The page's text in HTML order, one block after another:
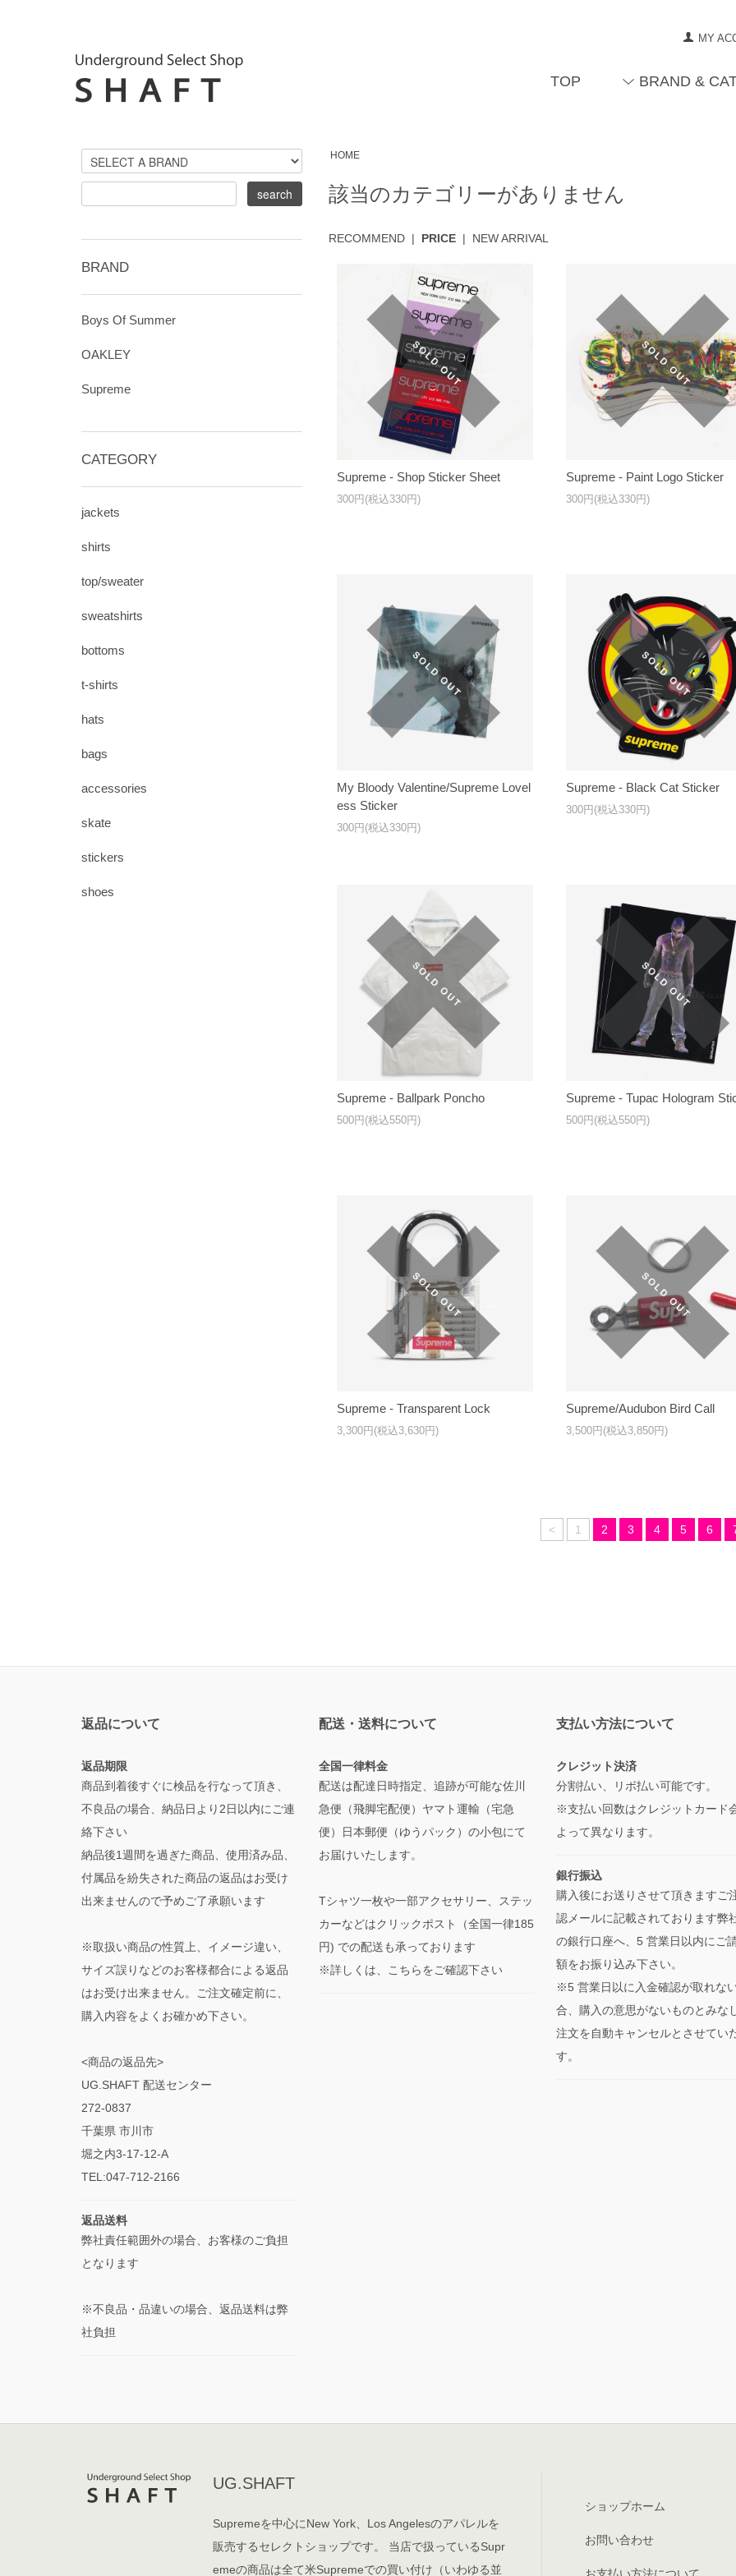
MY
TOP BRAND &
HOME
該当のカテゴリーがありません
RECOMMEND| PRICE| NEW ARRIVAL
Supreme - Shop Sticker Sheet
300円(税込330円)
Supreme - Paint Logo Sticker
300円(税込330円)
My Bloody Valentine/Supreme Lovel
ess Sticker
300円(税込330円)
Supreme - Black Cat Sticker
300円(税込330円)
Supreme - Ballpark Poncho
500円(税込550円)
Supreme - Tupac Hologram
500円(税込550円)
Supreme - Transparent Lock
3,300円(税込3,630円)
Supreme/Audubon Bird Call
3,500円(税込3,850円)
< 1 2 3 4 5 6
BRAND
Boys Of Summer
OAKLEY
Supreme
CATEGORY
jackets
shirts
top/sweater
sweatshirts
bottoms
t-shirts
hats
bags
accessories
skate
stickers
shoes
返品について
返品期限
商品到着後すぐに検品を行なって頂き、
不良品の場合、納品日より2日以内にご連
絡下さい
納品後1週間を過ぎた商品、使用済み品、
付属品を紛失された商品の返品はお受け
出来ませんので予めご了承願います
※取扱い商品の性質上、イメージ違い、
サイズ誤りなどのお客様都合による返品
はお受け出来ません。ご注文確定前に、
購入内容をよくお確かめ下さい。
<商品の返品先>
UG.SHAFT 配送センター
272-0837
千葉県 市川市
堀之内3-17-12-A
TEL:047-712-2166
返品送料
弊社責任範囲外の場合、お客様のご負担
となります
※不良品・品違いの場合、返品送料は弊
社負担
配送・送料について
全国一律料金
配送は配達日時指定、追跡が可能な佐川
急便（飛脚宅配便）ヤマト運輸（宅急
便）日本郵便（ゆうパック）の小包にて
お届けいたします。
Tシャツ一枚や一部アクセサリー、ステッ
カーなどはクリックポスト（全国一律185
円) での配送も承っております
※詳しくは、こちらをご確認下さい
支払い方法について
クレジット決済
分割払い、リボ払い可能です。
※支払い回数はクレジットカード
よって異なります。
銀行振込
購入後にお送りさせて頂きますご
認メールに記載されております弊
の銀行口座へ、5 営業日以内にご
額をお振り込み下さい。
※5 営業日以に入金確認が取れな
合、購入の意思がないものとみな
注文を自動キャンセルとさせてい
す。
UG.SHAFT
Supremeを中心にNew York、Los Angelesのアパレルを
販売するセレクトショップです。 当店で扱っているSupr
emeの商品は全て米Supremeでの買い付け（いわゆる並
ショップホーム
お問い合わせ